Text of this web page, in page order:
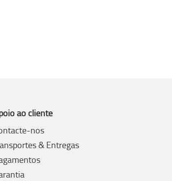
ao cliente
nos
& Entregas